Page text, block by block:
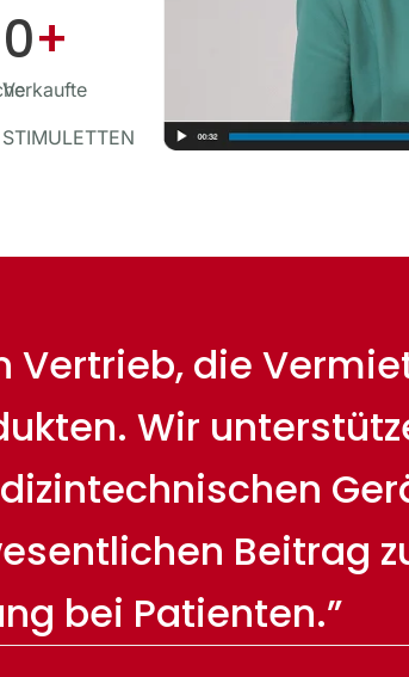
Verkaufte
STIMULETTEN
0+
Vertrieb, die
Wir
Beitrag
bei Patienten.”